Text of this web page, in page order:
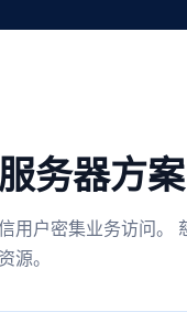
务器方案
用户密集业务访问
源。